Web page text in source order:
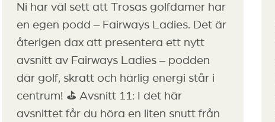
Ni har väl sett att Trosas golfdamer har
en egen podd – Fairways Ladies. Det är
återigen dax att presentera ett nytt
avsnitt av Fairways Ladies – podden
där golf, skratt och härlig energi står i
centrum! ⛳ Avsnitt 11: I det här
avsnittet får du höra en liten snutt från